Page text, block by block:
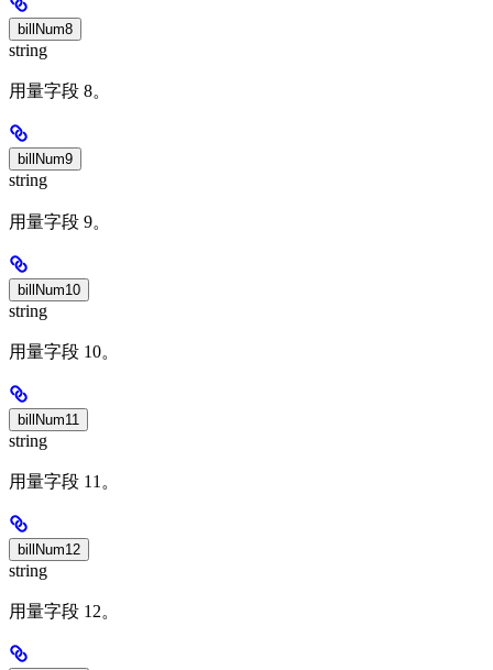
billNum8
string
用量字段 8。
billNum9
string
用量字段 9。
billNum10
string
用量字段 10。
billNum11
string
用量字段 11。
billNum12
string
用量字段 12。